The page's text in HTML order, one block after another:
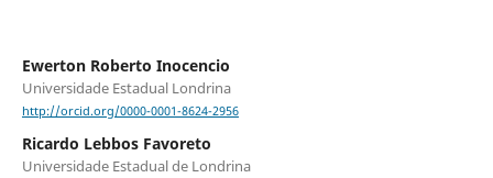
Ewerton Roberto Inocencio
Universidade Estadual Londrina
http://orcid.org/0000-0001-8624-2956
Ricardo Lebbos Favoreto
Universidade Estadual de Londrina